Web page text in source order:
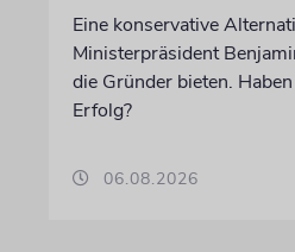
Eine konservative
Ministerpräsident
die Gründer bieten.
Erfolg?
06.08.2026